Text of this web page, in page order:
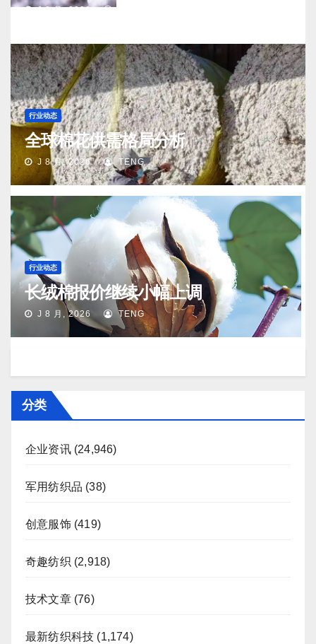
J 8 月, 2026 TENG
行业动态
全球棉花供需格局分析
J 8 月, 2026 TENG
行业动态
长绒棉报价继续小幅上调
J 8 月, 2026 TENG
分类
企业资讯(24,946)
军用纺织品 (38)
创意服饰(419)
奇趣纺织 (2,918)
技术文章(76)
最新纺织科技 (1,174)